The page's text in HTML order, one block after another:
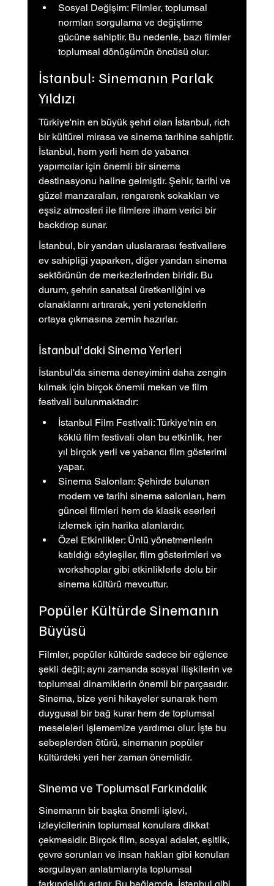
Sosyal Değişim: Filmler, toplumsal
normları sorgulama ve değiştirme
gücüne sahiptir. Bu nedenle, bazı filmler
toplumsal dönüşümün öncüsü olur.
İstanbul: Sinemanın Parlak
Yıldızı
Türkiye'nin en büyük şehri olan İstanbul, rich
bir kültürel mirasa ve sinema tarihine sahiptir.
İstanbul, hem yerli hem de yabancı
yapımcılar için önemli bir sinema
destinasyonu haline gelmiştir. Şehir, tarihi ve
güzel manzaraları, rengarenk sokakları ve
eşsiz atmosferi ile filmlere ilham verici bir
backdrop sunar.
İstanbul, bir yandan uluslararası festivallere
ev sahipliği yaparken, diğer yandan sinema
sektörünün de merkezlerinden biridir. Bu
durum, şehrin sanatsal üretkenliğini ve
olanaklarını artırarak, yeni yeteneklerin
ortaya çıkmasına zemin hazırlar.
İstanbul'daki Sinema Yerleri
İstanbul'da sinema deneyimini daha zengin
kılmak için birçok önemli mekan ve film
festivali bulunmaktadır:
İstanbul Film Festivali: Türkiye'nin en
köklü film festivali olan bu etkinlik, her
yıl birçok yerli ve yabancı film gösterimi
yapar.
Sinema Salonları: Şehirde bulunan
modern ve tarihi sinema salonları, hem
güncel filmleri hem de klasik eserleri
izlemek için harika alanlardır.
Özel Etkinlikler: Ünlü yönetmenlerin
katıldığı söyleşiler, film gösterimleri ve
workshoplar gibi etkinliklerle dolu bir
sinema kültürü mevcuttur.
Popüler Kültürde Sinemanın
Büyüsü
Filmler, popüler kültürde sadece bir eğlence
şekli değil; aynı zamanda sosyal ilişkilerin ve
toplumsal dinamiklerin önemli bir parçasıdır.
Sinema, bize yeni hikayeler sunarak hem
duygusal bir bağ kurar hem de toplumsal
meseleleri işlememize yardımcı olur. İşte bu
sebeplerden ötürü, sinemanın popüler
kültürdeki yeri her zaman önemlidir.
Sinema ve Toplumsal Farkındalık
Sinemanın bir başka önemli işlevi,
izleyicilerinin toplumsal konulara dikkat
çekmesidir. Birçok film, sosyal adalet, eşitlik,
çevre sorunları ve insan hakları gibi konuları
sorgulayan anlatımlarıyla toplumsal